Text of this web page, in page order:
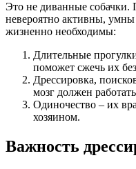
Это не диванные собачки.
невероятно активны,
жизненно необходимы:
Длительные
поможет сжечь их
Дрессировка,
мозг должен
Одиночество – их
хозяином.
Важность